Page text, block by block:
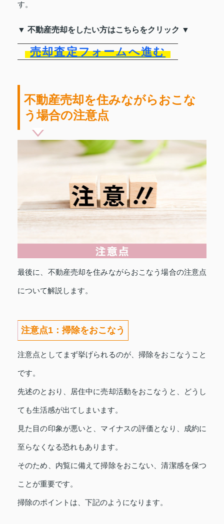
す。
▼ 不動産売却をしたい方はこちらをクリック ▼
売却査定フォームへ進む
不動産売却を住みながらおこな
う場合の注意点
最後に、不動産売却を住みながらおこなう場合の注意点
について解説します。
注意点1：掃除をおこなう
注意点としてまず挙げられるのが、掃除をおこなうこと
です。
先述のとおり、居住中に売却活動をおこなうと、どうし
ても生活感が出てしまいます。
見た目の印象が悪いと、マイナスの評価となり、成約に
至らなくなる恐れもあります。
そのため、内覧に備えて掃除をおこない、清潔感を保つ
ことが重要です。
掃除のポイントは、下記のようになります。